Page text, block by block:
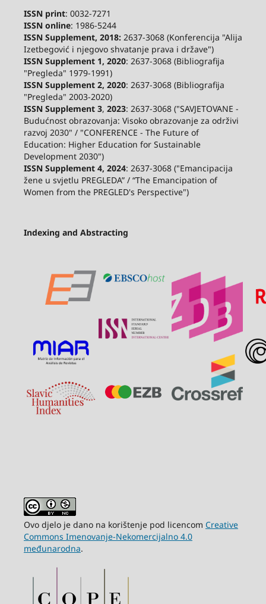
ISSN print: 0032-7271
ISSN online: 1986-5244
ISSN Supplement, 2018:2637-3068 (Konferencija "Alija
Izetbegović i njegovo shvatanje prava i države")
ISSN Supplement 1, 2020: 2637-3068 (Bibliografija
"Pregleda" 1979-1991)
ISSN Supplement 2, 2020: 2637-3068 (Bibliografija
"Pregleda" 2003-2020)
ISSN Supplement 3, 2023: 2637-3068 ("SAVJETOVANE -
Budućnost obrazovanja: Visoko obrazovanje za održivi
razvoj 2030" / "CONFERENCE - The Future of
Education: Higher Education for Sustainable
Development 2030")
ISSN Supplement 4, 2024: 2637-3068 ("Emancipacija
žene u svjetlu PREGLEDA” / “The Emancipation of
Women from the PREGLED's Perspective")
Indexing and Abstracting
Ovo djelo je dano na korištenje pod licencom Creative
Commons Imenovanje-Nekomercijalno 4.0
međunarodna.